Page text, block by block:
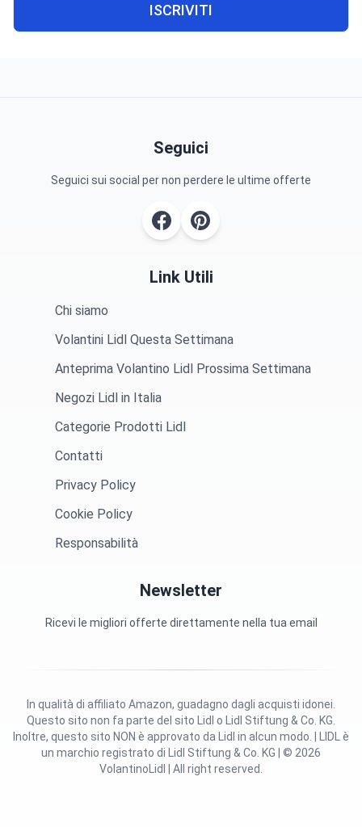
ISCRIVITI
Seguici
Seguici sui social per non perdere le ultime offerte
Link Utili
Chi siamo
Volantini Lidl Questa Settimana
Anteprima Volantino Lidl Prossima Settimana
Negozi Lidl in Italia
Categorie Prodotti Lidl
Contatti
Privacy Policy
Cookie Policy
Responsabilità
Newsletter
Ricevi le migliori offerte direttamente nella tua email
Questo sito non fa parte del sito Lidl o Lidl Stiftung & Co. KG.
Inoltre, questo sito NON è approvato da Lidl in alcun modo. | LIDL è
un marchio registrato di Lidl Stiftung & Co. KG | © 2026
VolantinoLidl | All right reserved.
In qualità di affiliato Amazon, guadagno dagli acquisti idonei.